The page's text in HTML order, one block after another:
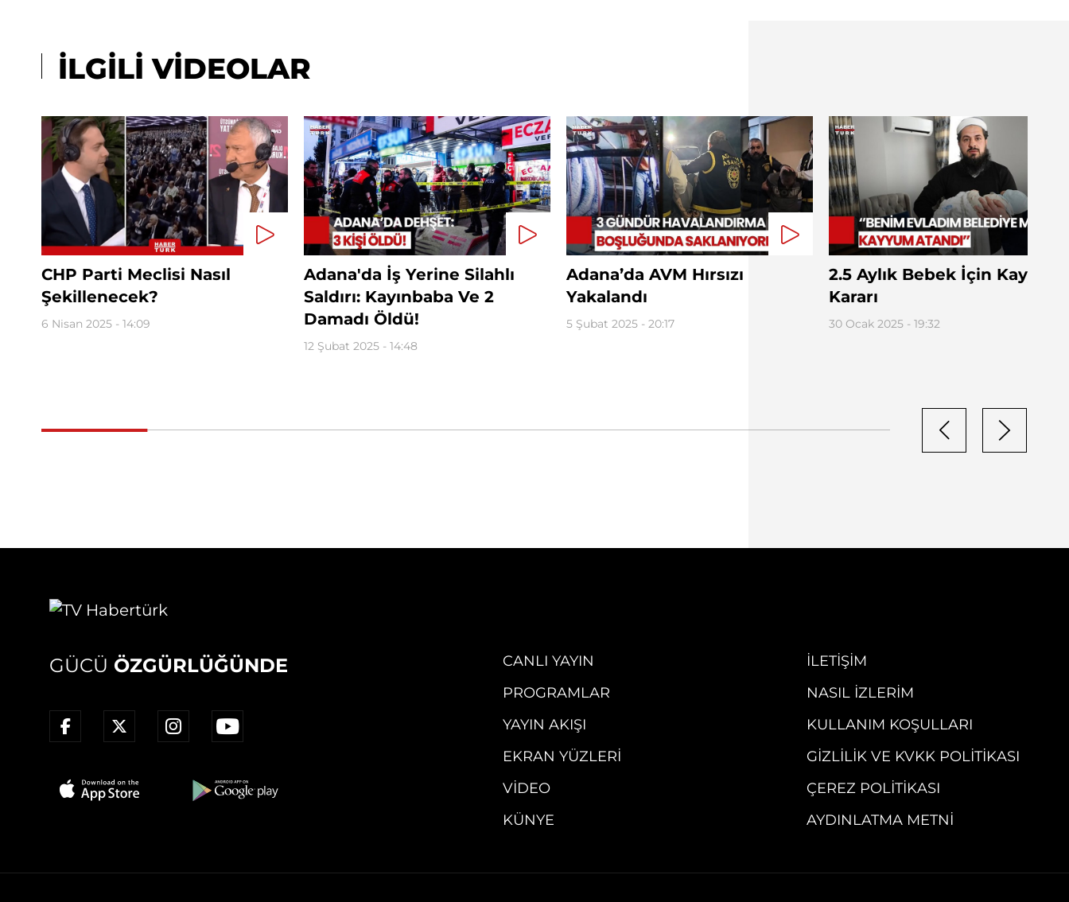
İLGİLİ VİDEOLAR
CHP Parti Meclisi Nasıl
Şekillenecek?
6 Nisan 2025 - 14:09
Adana'da İş Yerine Silahlı
Saldırı: Kayınbaba Ve 2
Damadı Öldü!
12 Şubat 2025 - 14:48
Adana’da AVM Hırsızı
Yakalandı
5 Şubat 2025 - 20:17
2.5 Aylık Bebek İçin Kayyum
Kararı
30 Ocak 2025 - 19:32
GÜCÜ ÖZGÜRLÜĞÜNDE
CANLI YAYIN
PROGRAMLAR
YAYIN AKIŞI
EKRAN YÜZLERI
VIDEO
KÜNYE
İLETIŞIM
NASIL İZLERIM
KULLANIM KOŞULLARI
GIZLILIK VE KVKK POLITIKASI
ÇEREZ POLITIKASI
AYDINLATMA METNI